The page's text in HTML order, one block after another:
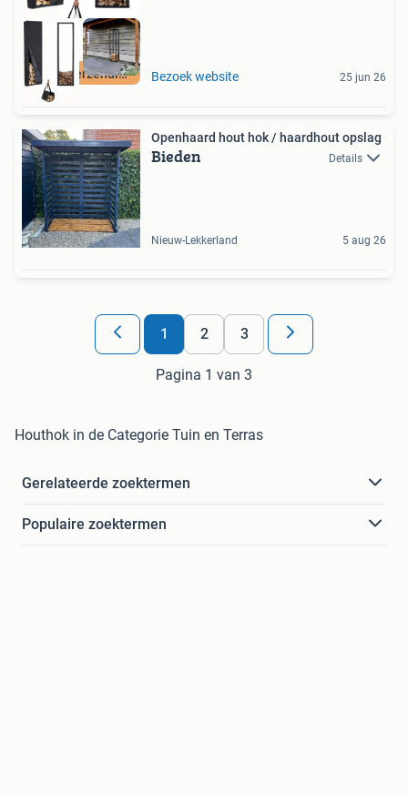
Gratis verzending Bezoek website 25 jun 26
Openhaard hout hok / haardhout opslag
Bieden Details
Nieuw-Lekkerland 5 aug 26
1 2 3
Pagina 1 van 3
Houthok in de Categorie Tuin en Terras
Gerelateerde zoektermen
Populaire zoektermen